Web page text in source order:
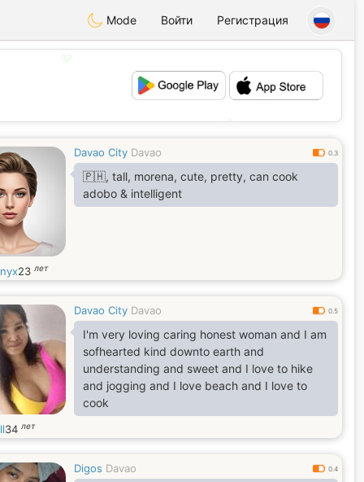
Mode Войти Регистрация
Davao City Davao 0.3
🇵🇭, tall, morena, cute, pretty, can cook
adobo & intelligent
23 лет
Davao City Davao 0.5
I'm very loving caring honest woman and I am
sofhearted kind downto earth and
understanding and sweet and I love to hike
and jogging and I love beach and I love to
cook
34 лет
Digos Davao 0.4